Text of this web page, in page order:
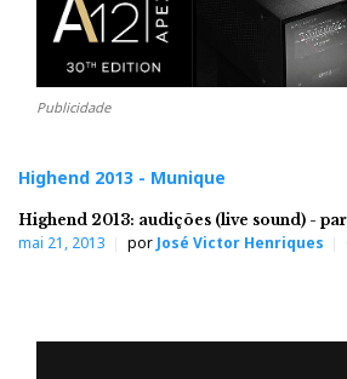
Publicidade
Highend 2013 - Munique
Highend 2013: audições (live sound) -
mai 21, 2013 por José Victor Henriques